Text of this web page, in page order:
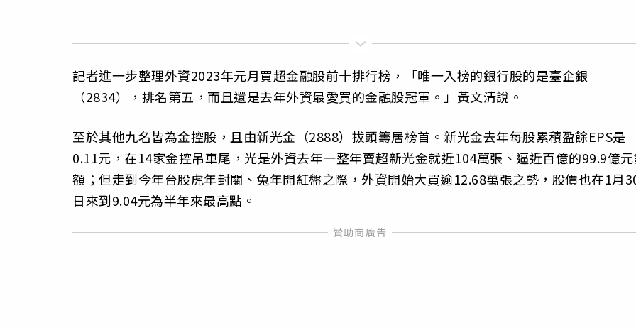
記者進一步整理外資2023年元月買超金融股前十排行榜，「唯一入榜的銀行股的是臺企銀
（2834），排名第五，而且還是去年外資最愛買的金融股冠軍。」黃文清說。
至於其他九名皆為金控股，且由新光金（2888）拔頭籌居榜首。新光金去年每股累積盈餘EPS是
0.11元，在14家金控吊車尾，光是外資去年一整年賣超新光金就近104萬張、逼近百億的99.9億
額；但走到今年台股虎年封關、兔年開紅盤之際，外資開始大買逾12.68萬張之勢，股價也在1月
日來到9.04元為半年來最高點。